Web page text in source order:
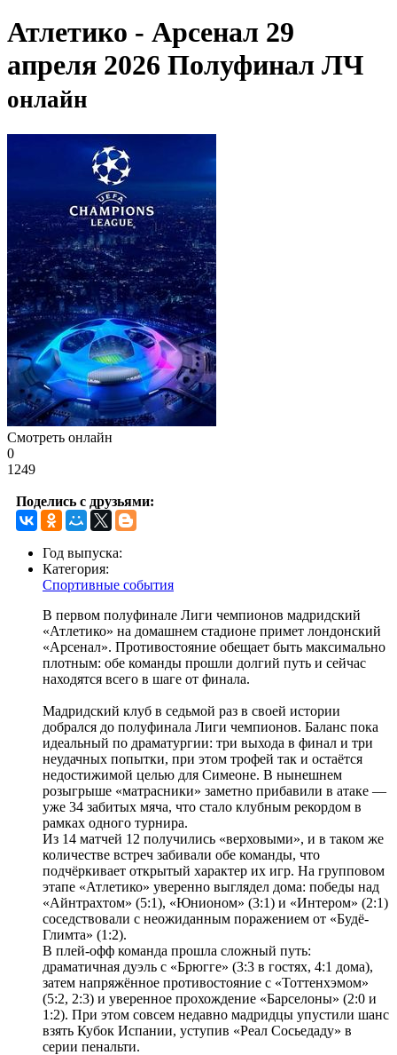
Атлетико - Арсенал 29
апреля 2026 Полуфинал ЛЧ
онлайн
Смотреть онлайн
0
1249
Поделись с друзьями:
Год выпуска:
Категория:
Спортивные события
В первом полуфинале Лиги чемпионов мадридский
«Атлетико» на домашнем стадионе примет лондонский
«Арсенал». Противостояние обещает быть максимально
плотным: обе команды прошли долгий путь и сейчас
находятся всего в шаге от финала.
Мадридский клуб в седьмой раз в своей истории
добрался до полуфинала Лиги чемпионов. Баланс пока
идеальный по драматургии: три выхода в финал и три
неудачных попытки, при этом трофей так и остаётся
недостижимой целью для Симеоне. В нынешнем
розыгрыше «матрасники» заметно прибавили в атаке —
уже 34 забитых мяча, что стало клубным рекордом в
рамках одного турнира.
Из 14 матчей 12 получились «верховыми», и в таком же
количестве встреч забивали обе команды, что
подчёркивает открытый характер их игр. На групповом
этапе «Атлетико» уверенно выглядел дома: победы над
«Айнтрахтом» (5:1), «Юнионом» (3:1) и «Интером» (2:1)
соседствовали с неожиданным поражением от «Будё-
Глимта» (1:2).
В плей-офф команда прошла сложный путь:
драматичная дуэль с «Брюгге» (3:3 в гостях, 4:1 дома),
затем напряжённое противостояние с «Тоттенхэмом»
(5:2, 2:3) и уверенное прохождение «Барселоны» (2:0 и
1:2). При этом совсем недавно мадридцы упустили шанс
взять Кубок Испании, уступив «Реал Сосьедаду» в
серии пенальти.